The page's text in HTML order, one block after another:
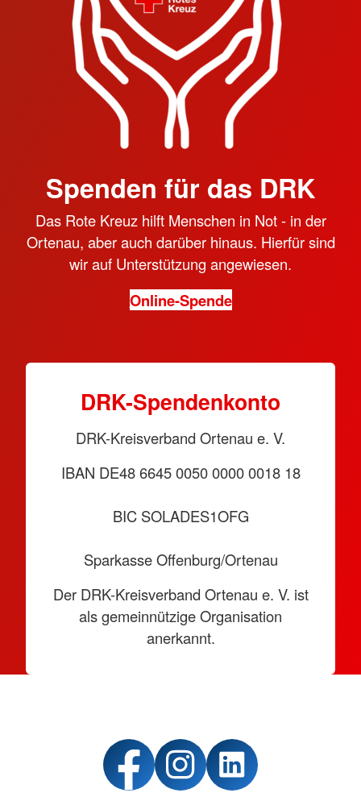
Spenden für das DRK
Das Rote Kreuz hilft Menschen in Not - in der
Ortenau, aber auch darüber hinaus. Hierfür sind
wir auf Unterstützung angewiesen.
Online-Spende
DRK-Spendenkonto
DRK-Kreisverband Ortenau e. V.
IBAN DE48 6645 0050 0000 0018 18
BIC SOLADES1OFG
Sparkasse Offenburg/Ortenau
Der DRK-Kreisverband Ortenau e. V. ist
als gemeinnützige Organisation
anerkannt.